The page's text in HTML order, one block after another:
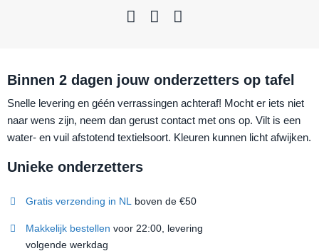
Binnen 2 dagen jouw onderzetters op tafel
Snelle levering en géén verrassingen achteraf! Mocht er iets niet
naar wens zijn, neem dan gerust contact met ons op. Vilt is een
water- en vuil afstotend textielsoort. Kleuren kunnen licht afwijken.
Unieke onderzetters
Gratis verzending in NL boven de €50
Makkelijk bestellen voor 22:00, levering
volgende werkdag